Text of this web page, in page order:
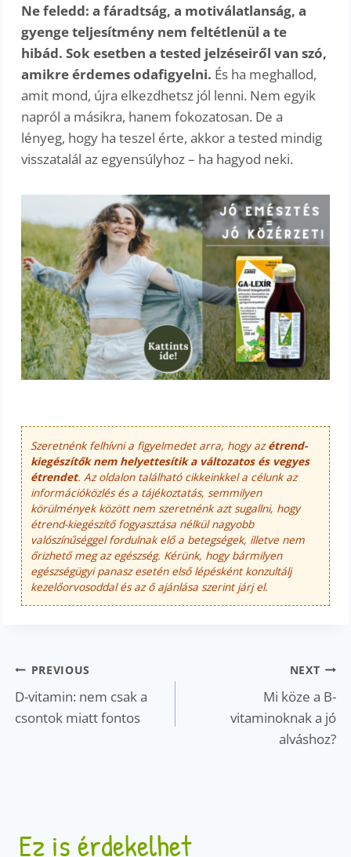
Ne feledd: a fáradtság, a motiválatlanság, a
gyenge teljesítmény nem feltétlenül a te
hibád. Sok esetben a tested jelzéseiről van szó,
amikre érdemes odafigyelni. És ha meghallod,
amit mond, újra elkezdhetsz jól lenni. Nem egyik
napról a másikra, hanem fokozatosan. De a
lényeg, hogy ha teszel érte, akkor a tested mindig
visszatalál az egyensúlyhoz – ha hagyod neki.
Szeretnénk felhívni a figyelmedet arra, hogy azétrend-
kiegészítők nem helyettesítik a változatos és vegyes
étrendet. Az oldalon található cikkeinkkel a célunk az
információközlés és a tájékoztatás, semmilyen
körülmények között nem szeretnénk azt sugallni, hogy
étrend-kiegészítő fogyasztása nélkül nagyobb
valószínűséggel fordulnak elő a betegségek, illetve nem
őrizhető meg az egészség. Kérünk, hogy bármilyen
egészségügyi panasz esetén első lépésként konzultálj
kezelőorvosoddal és az ő ajánlása szerint járj el.
Bejegyzés
navigáció
PREVIOUS
D-vitamin: nem csak a
csontok miatt fontos
NEXT
Mi köze a B-
vitaminoknak a jó
alváshoz?
Ez is érdekelhet